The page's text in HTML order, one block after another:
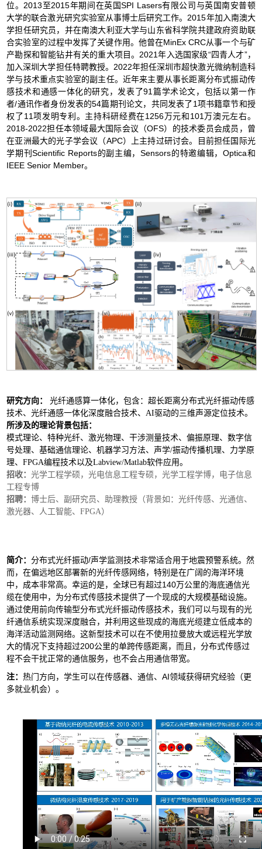
位。2013至2015年期间在英国SPI Lasers有限公司与英国南安普顿
大学的联合激光研究实验室从事博士后研究工作。2015年加入南澳大
学担任研究员，并在南澳大利亚大学与山东省科学院共建政府资助联
合实验室的过程中发挥了关键作用。他曾在MinEx CRC从事一个与矿
产勘探和智能钻井有关的重大项目。2021年入选国家级“四青人才”，
加入深圳大学担任特聘教授。2022年担任深圳市超快激光微纳制造科
学与技术重点实验室的副主任。近年来主要从事长距离分布式振动传
感技术和通感一体化的研究，发表了91篇学术论文，包括以第一作
者/通讯作者身份发表的54篇期刊论文，共同发表了1项书籍章节和授
权了11项发明专利。 主持科研经费在1256万元和101万澳元左右。
2018-2022担任本领域最大国际会议（OFS）的技术委员会成员，曾
在亚洲最大的光子学会议（APC）上主持过研讨会。目前担任国际光
学期刊Scientific Reports的副主编，Sensors的特邀编辑，Optica和
IEEE Senior Member。
研究方向：
光纤通感算一体化，包含：超长距离分布式光纤振动传感
技术、光纤通感一体化深度融合技术、AI驱动的三维声源定位技术。
所涉及的理论背景包括：
模式理论、特种光纤、激光物理、干涉测量技术、偏振原理、数字信
号处理、基础通信理论、机器学习方法、声学/振动传播机理、力学原
理、FPGA编程技术以及Labview/Matlab软件应用。
招收：光学工程学硕，光电信息工程专硕，光学工程学博，电子信息
工程专博
招聘：博士后、副研究员、助理教授（背景如：光纤传感、光通信、
激光器、人工智能、FPGA）
简介：分布式光纤振动/声学监测技术非常适合用于地震预警系统。然
而，在偏远地区部署新的光纤传感网络，特别是在广阔的海洋环境
中，成本非常高。幸运的是，全球已有超过140万公里的海底通信光
缆在使用中，为分布式传感技术提供了一个现成的大规模基础设施。
通过使用前向传输型分布式光纤振动传感技术，我们可以与现有的光
纤通信系统实现深度融合，并利用这些现成的海底光缆建立低成本的
海洋活动监测网络。这新型技术可以在不使用拉曼放大或远程光学放
大的情况下支持超过200公里的单跨传感距离，而且，分布式传感过
程不会干扰正常的通信服务，也不会占用通信带宽。
注：热门方向，学生可以在传感器、通信、AI领域获得研究经验（更
多就业机会）。